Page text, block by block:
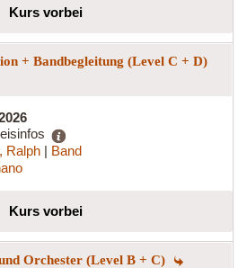
Kurs vorbei
+ Bandbegleitung (Level C + D)
Ralph | Band
Kurs vorbei
Orchester (Level B + C)